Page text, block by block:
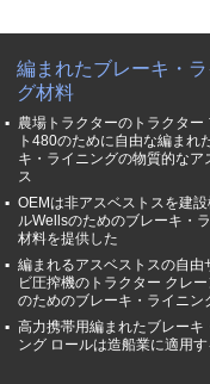
編まれたブレーキ・
グ材料
農場トラクターのトラクター
ト480のために自由な編まれ
キ・ライニングの物質的なア
ス
OEMは非アスベストスを建設
ルWellsのためのブレーキ・
材料を提供した
編まれるアスベストスの自由
ビ圧搾機のトラクター クレ
のためのブレーキ・ライニン
高力携帯用編まれたブレーキ
ング ロールは造船業に適用す